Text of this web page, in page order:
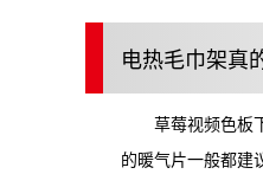
电热毛巾架真
草莓视频色板
的暖气片一般都